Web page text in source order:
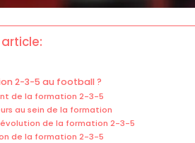
2-3-5 au football ?
de la formation 2-3-5
au sein de la formation
de la formation 2-3-5
de la formation 2-3-5